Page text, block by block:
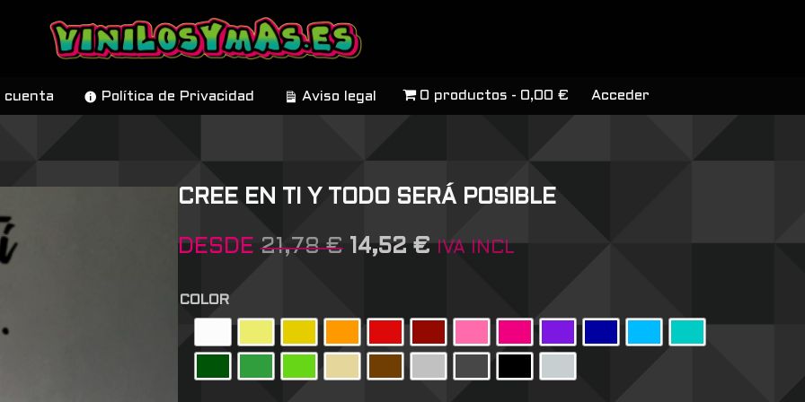
cuenta Política de Privacidad Aviso legal 0 productos 0,00 € Acceder
CREE EN TI Y TODO SERÁ POSIBLE
DESDE 21,78€ 14,52€ IVA INCL
COLOR